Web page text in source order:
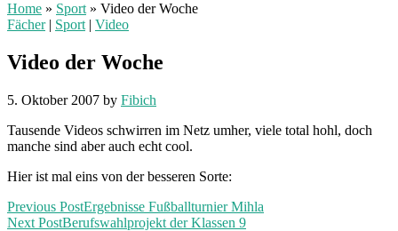
Home » Sport » Video der Woche
Fächer| Sport | Video
Video der Woche
5. Oktober 2007 by Fibich
Tausende Videos schwirren im Netz umher, viele total hohl, doch
manche sind aber auch echt cool.
Hier ist mal eins von der besseren Sorte:
Previous PostErgebnisse Fußballturnier Mihla
Next PostBerufswahlprojekt der Klassen 9